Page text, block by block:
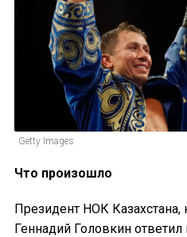
Getty Images
Что произошло
Президент НОК Казахстана,
Геннадий Головкин